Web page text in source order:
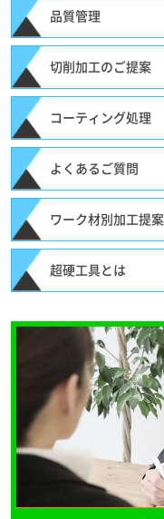
品質管理
切削加工のご提案
コーティング処理
よくあるご質問
ワーク材別加工提案
超硬工具とは